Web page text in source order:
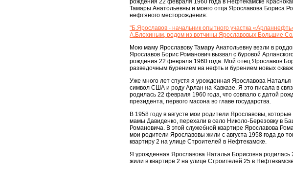
рождения 22 февраля 1960 года в Нефтекамске
Тамары Анатольевны и моего отца Ярославова Бориса
нефтяного месторождения:
"Б.Ярославов - начальник опытного участка
А.Блохиным, родом из вотчины Ярославовых Большие
Мою маму Ярославову Тамару Анатольевну везли в
Ярославов Борис Романович вызвал с буровой
рождения 22 февраля 1960 года. Мой отец Ярославов
разведочным бурением на нефть и бурением новых
Уже много лет спустя я урожденная Ярославова
символ США и роду Арлан на Кавказе. Я это писала в
родилась 22 февраля 1960 года, что совпало с датой
президента, первого масона во главе государства.
В 1958 году в августе мои родители Ярославовы,
мамы Давиденко, перехали в село Николо-Березовку в
Романовича. В этой служебной квартире Ярославова
мои родители Ярославовы жили с августа 1958 года до
квартиру 2 на улице Строителей в Нефтекамске.
Я урожденная Ярославова Наталья Борисовна
жили в квартире 2 на улице Строителей 25 в